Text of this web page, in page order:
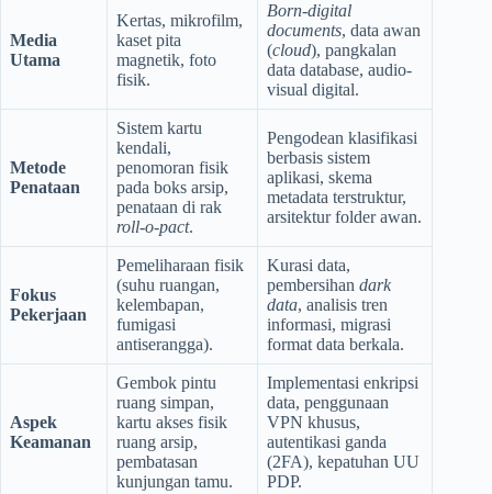
Media
Utama
Kertas, mikrofilm,
kaset pita
magnetik, foto
fisik.
Born-digital
documents, data awan
(cloud), pangkalan
data database, audio-
visual digital.
Metode
Penataan
Sistem kartu
kendali,
penomoran fisik
pada boks arsip,
penataan di rak
roll-o-pact.
Pengodean klasifikasi
berbasis sistem
aplikasi, skema
metadata terstruktur,
arsitektur folder awan.
Fokus
Pekerjaan
Pemeliharaan fisik
(suhu ruangan,
kelembapan,
fumigasi
antiserangga).
Kurasi data,
pembersihan dark
data, analisis tren
informasi, migrasi
format data berkala.
Aspek
Keamanan
Gembok pintu
ruang simpan,
kartu akses fisik
ruang arsip,
pembatasan
kunjungan tamu.
Implementasi enkripsi
data, penggunaan
VPN khusus,
autentikasi ganda
(2FA), kepatuhan UU
PDP.